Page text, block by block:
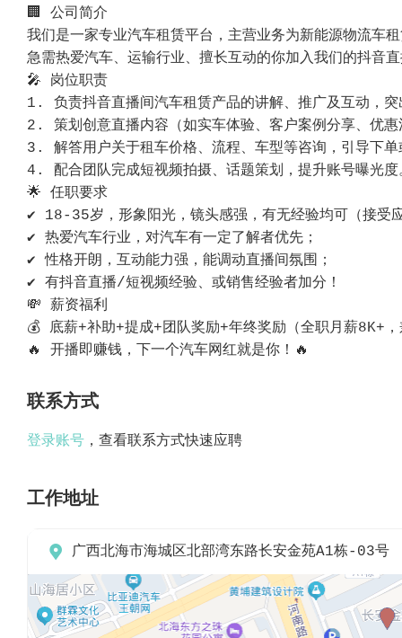
🏢 公司简介
我们是一家专业汽车租赁平台，主营业务为新能源物流车
急需热爱汽车、运输行业、擅长互动的你加入我们的抖音
🎤 岗位职责
1. 负责抖音直播间汽车租赁产品的讲解、推广及互动，突
2. 策划创意直播内容（如实车体验、客户案例分享、优
3. 解答用户关于租车价格、流程、车型等咨询，引导下单
4. 配合团队完成短视频拍摄、话题策划，提升账号曝光度
🌟 任职要求
✔️ 18-35岁，形象阳光，镜头感强，有无经验均可（接受
✔️ 热爱汽车行业，对汽车有一定了解者优先；
✔️ 性格开朗，互动能力强，能调动直播间氛围；
✔️ 有抖音直播/短视频经验、或销售经验者加分！
💸 薪资福利
💰 底薪+补助+提成+团队奖励+年终奖励（全职月薪8K+
🔥 开播即赚钱，下一个汽车网红就是你！🔥
联系方式
登录账号 ，查看联系方式快速应聘
工作地址
 广西北海市海城区北部湾东路长安金苑A1栋-03号